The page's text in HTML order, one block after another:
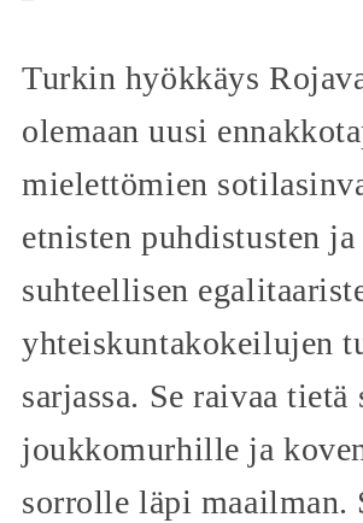
Turkin hyökkäys
olemaan uusi
mielettömien
etnisten puhdistusten ja
suhteellisen
yhteiskuntakokeilujen
sarjassa. Se raivaa tietä
joukkomurhille ja
sorrolle läpi maailman.